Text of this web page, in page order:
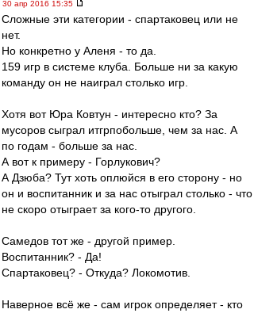
30 апр 2016 15:35
Сложные эти категории - спартаковец или не
нет.
Но конкретно у Аленя - то да.
159 игр в системе клуба. Больше ни за какую
команду он не наиграл столько игр.
Хотя вот Юра Ковтун - интересно кто? За
мусоров сыграл итгрпобольше, чем за нас. А
по годам - больше за нас.
А вот к примеру - Горлукович?
А Дзюба? Тут хоть оплюйся в его сторону - но
он и воспитанник и за нас отыграл столько - что
не скоро отыграет за кого-то другого.
Самедов тот же - другой пример.
Воспитанник? - Да!
Спартаковец? - Откуда? Локомотив.
Наверное всё же - сам игрок определяет - кто